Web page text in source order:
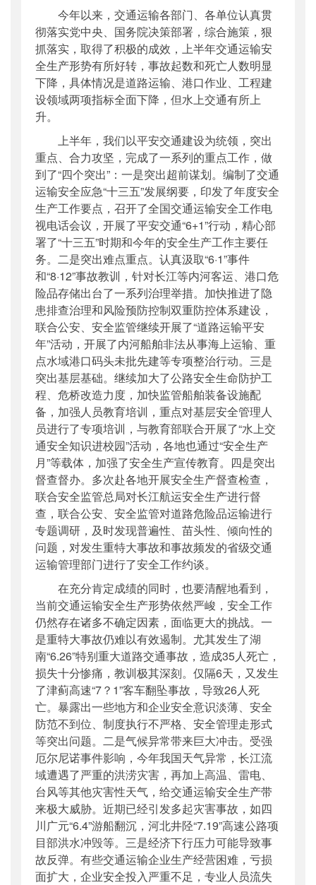
今年以来，交通运输各部门、各单位认真贯
彻落实党中央、国务院决策部署，综合施策，狠
抓落实，取得了积极的成效，上半年交通运输安
全生产形势有所好转，事故起数和死亡人数明显
下降，具体情况是道路运输、港口作业、工程建
设领域两项指标全面下降，但水上交通有所上
升。
上半年，我们以平安交通建设为统领，突出
重点、合力攻坚，完成了一系列的重点工作，做
到了“四个突出”：一是突出超前谋划。编制了交通
运输安全应急“十三五”发展纲要，印发了年度安全
生产工作要点，召开了全国交通运输安全工作电
视电话会议，开展了平安交通“6+1”行动，精心部
署了“十三五”时期和今年的安全生产工作主要任
务。二是突出难点重点。认真汲取“6·1”事件
和“8·12”事故教训，针对长江等内河客运、港口危
险品存储出台了一系列治理举措。加快推进了隐
患排查治理和风险预防控制双重防控体系建设，
联合公安、安全监管继续开展了“道路运输平安
年”活动，开展了内河船舶非法从事海上运输、重
点水域港口码头未批先建等专项整治行动。三是
突出基层基础。继续加大了公路安全生命防护工
程、危桥改造力度，加快监管船舶装备设施配
备，加强人员教育培训，重点对基层安全管理人
员进行了专项培训，与教育部联合开展了“水上交
通安全知识进校园”活动，各地也通过“安全生产
月”等载体，加强了安全生产宣传教育。四是突出
督查督办。多次赴各地开展安全生产督查检查，
联合安全监管总局对长江航运安全生产进行督
查，联合公安、安全监管对道路危险品运输进行
专题调研，及时发现普遍性、苗头性、倾向性的
问题，对发生重特大事故和事故频发的省级交通
运输管理部门进行了安全工作约谈。
在充分肯定成绩的同时，也要清醒地看到，
当前交通运输安全生产形势依然严峻，安全工作
仍然存在诸多不确定因素，面临更大的挑战。一
是重特大事故仍难以有效遏制。尤其发生了湖
南“6.26”特别重大道路交通事故，造成35人死亡，
损失十分惨痛，教训极其深刻。仅隔6天，又发生
了津蓟高速“7？1”客车翻坠事故，导致26人死
亡。暴露出一些地方和企业安全意识淡薄、安全
防范不到位、制度执行不严格、安全管理走形式
等突出问题。二是气候异常带来巨大冲击。受强
厄尔尼诺事件影响，今年我国天气异常，长江流
域遭遇了严重的洪涝灾害，再加上高温、雷电
台风等其他灾害性天气，给交通运输安全生产带
来极大威胁。近期已经引发多起灾害事故，如四
川广元“6.4”游船翻沉，河北井陉“7.19”高速公路项
目部洪水冲毁等。三是经济下行压力可能导致事
故反弹。有些交通运输企业生产经营困难，亏损
面扩大，企业安全投入严重不足，专业人员流失